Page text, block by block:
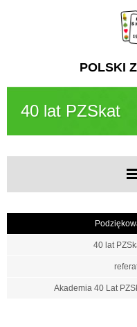
POLSKI
40 lat PZSkat
40 lat
Akademia 40 Lat